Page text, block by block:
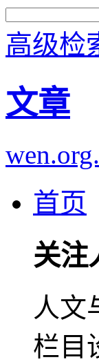
高级检
文章
首页
关注
人文
栏目